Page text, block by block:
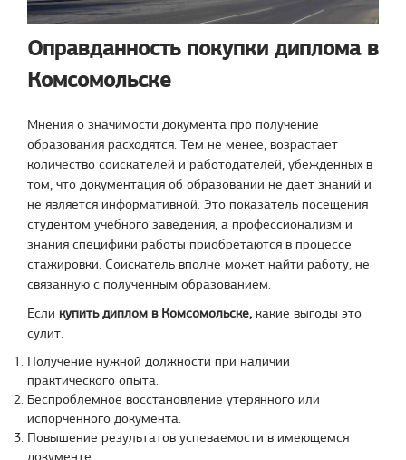
Оправданность покупки диплома в
Комсомольске
Мнения о значимости документа про получение
образования расходятся. Тем не менее, возрастает
количество соискателей и работодателей, убежденных в
том, что документация об образовании не дает знаний и
не является информативной. Это показатель посещения
студентом учебного заведения, а профессионализм и
знания специфики работы приобретаются в процессе
стажировки. Соискатель вполне может найти работу, не
связанную с полученным образованием.
Если купить диплом в Комсомольске, какие выгоды это
сулит.
Получение нужной должности при наличии
практического опыта.
Беспроблемное восстановление утерянного или
испорченного документа.
Повышение результатов успеваемости в имеющемся
документе.